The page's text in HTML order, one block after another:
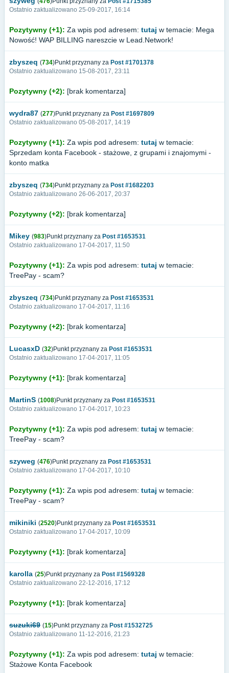
Ostatnio zaktualizowano 25-09-2017, 16:14
Pozytywny (+1): Za wpis pod adresem: tutaj w temacie: Mega
Nowość! WAP BILLING nareszcie w Lead.Network!
zbyszeq (734)Punkt przyznany za Post #1701378
Ostatnio zaktualizowano 15-08-2017, 23:11
Pozytywny (+2): [brak komentarza]
wydra87 (277)Punkt przyznany za Post #1697809
Ostatnio zaktualizowano 05-08-2017, 14:19
Pozytywny (+1): Za wpis pod adresem: tutaj w temacie:
Sprzedam konta Facebook - stażowe, z grupami i znajomymi -
konto matka
zbyszeq (734)Punkt przyznany za Post #1682203
Ostatnio zaktualizowano 26-06-2017, 20:37
Pozytywny (+2): [brak komentarza]
Mikey (983)Punkt przyznany za Post #1653531
Ostatnio zaktualizowano 17-04-2017, 11:50
Pozytywny (+1): Za wpis pod adresem: tutaj w temacie:
TreePay - scam?
zbyszeq (734)Punkt przyznany za Post #1653531
Ostatnio zaktualizowano 17-04-2017, 11:16
Pozytywny (+2): [brak komentarza]
LucasxD (32)Punkt przyznany za Post #1653531
Ostatnio zaktualizowano 17-04-2017, 11:05
Pozytywny (+1): [brak komentarza]
MartinS (1008)Punkt przyznany za Post #1653531
Ostatnio zaktualizowano 17-04-2017, 10:23
Pozytywny (+1): Za wpis pod adresem: tutaj w temacie:
TreePay - scam?
szyweg (476)Punkt przyznany za Post #1653531
Ostatnio zaktualizowano 17-04-2017, 10:10
Pozytywny (+1): Za wpis pod adresem: tutaj w temacie:
TreePay - scam?
mikiniki (2520)Punkt przyznany za Post #1653531
Ostatnio zaktualizowano 17-04-2017, 10:09
Pozytywny (+1): [brak komentarza]
karolla (25)Punkt przyznany za Post #1569328
Ostatnio zaktualizowano 22-12-2016, 17:12
Pozytywny (+1): [brak komentarza]
suzuki69 (15)Punkt przyznany za Post #1532725
Ostatnio zaktualizowano 11-12-2016, 21:23
Pozytywny (+1): Za wpis pod adresem: tutaj w temacie:
Stażowe Konta Facebook